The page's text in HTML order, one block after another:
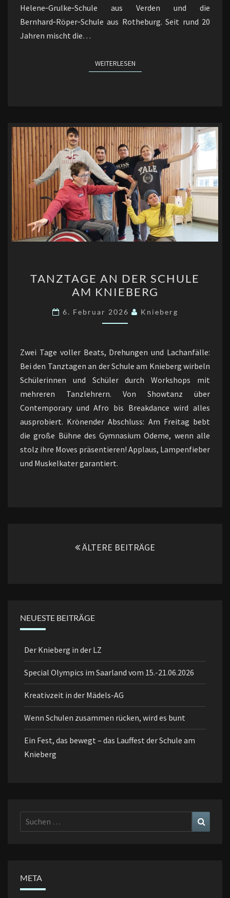
Helene‑Grulke‑Schule aus Verden und die
Bernhard‑Röper‑Schule aus Rotheburg. Seit rund 20
Jahren mischt die…
WEITERLESENWEITERLESEN
AN
DER
SCHULE
AM
TANZTAGE AN DER SCHULE
AM KNIEBERG
6. Februar 2026 Knieberg
Zwei Tage voller Beats, Drehungen und Lachanfälle:
Bei den Tanztagen an der Schule am Knieberg wirbeln
Schülerinnen und Schüler durch Workshops mit
mehreren Tanzlehrern. Von Showtanz über
Contemporary und Afro bis Breakdance wird alles
ausprobiert. Krönender Abschluss: Am Freitag bebt
die große Bühne des Gymnasium Odeme, wenn alle
stolz ihre Moves präsentieren! Applaus, Lampenfieber
und Muskelkater garantiert.
ÄLTERE BEITRÄGE
NEUESTE BEITRÄGE
Der Knieberg in der LZ
Special Olympics im Saarland vom 15.-21.06.2026
Kreativzeit in der Mädels-AG
Wenn Schulen zusammen rücken, wird es bunt
Ein Fest, das bewegt – das Lauffest der Schule am
Knieberg
Suchen
nach:
META